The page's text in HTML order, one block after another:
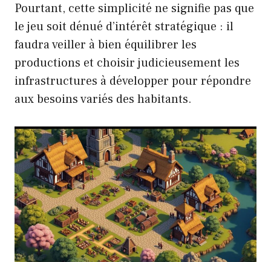
Pourtant, cette simplicité ne signifie pas que
le jeu soit dénué d’intérêt stratégique : il
faudra veiller à bien équilibrer les
productions et choisir judicieusement les
infrastructures à développer pour répondre
aux besoins variés des habitants.